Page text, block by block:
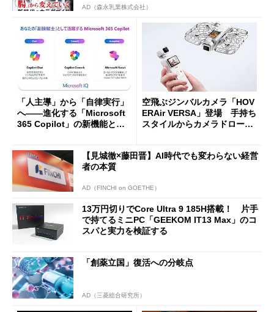
AD（森永乳業株式会社）
「人主導」から「自律実行」
へ――進化する「Microsoft
365 Copilot」の新機能とエ
空飛ぶジンバルカメラ「HOV
ERAir VERSA」登場 手持ち
スタイルからカメラドローン
【見城徹×藤田晋】AI時代でも変わらない経営
者の本質
AD（FINCHI on GOETHE）
13万円切りでCore Ultra 9 185H搭載！ 片手
で持てるミニPC「GEEKOM IT13 Max」のコ
スパと実力を検証する
「創薬立国」復活への分岐点
AD（三菱総合研究所）